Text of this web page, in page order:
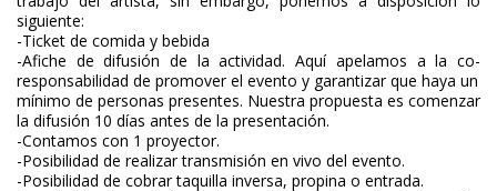
siguiente:
-Ticket de comida y bebida
-Afiche de difusión de la actividad. Aquí apelamos a la co-
responsabilidad de promover el evento y garantizar que haya un
mínimo de personas presentes. Nuestra propuesta es comenzar
la difusión 10 días antes de la presentación.
-Contamos con 1 proyector.
-Posibilidad de realizar transmisión en vivo del evento.
-Posibilidad de cobrar taquilla inversa, propina o entrada.